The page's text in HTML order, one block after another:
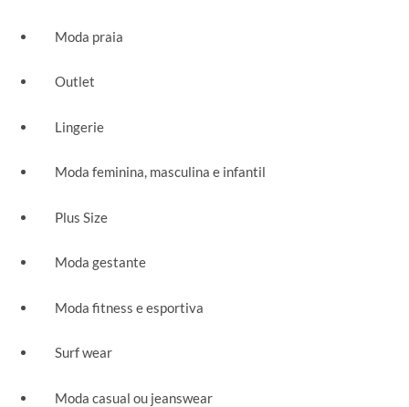
Moda praia
Outlet
Lingerie
Moda feminina, masculina e infantil
Plus Size
Moda gestante
Moda fitness e esportiva
Surf wear
Moda casual ou jeanswear